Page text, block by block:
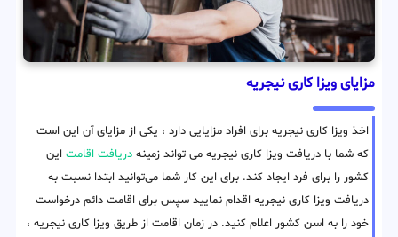
مزایای ویزا کاری نیجریه
اخذ ویزا کاری نیجریه برای افراد مزایایی دارد ، یکی از مزایای آن این است
که شما با دریافت ویزا کاری نیجریه می تواند زمینه دریافت اقامت این
کشور را برای فرد ایجاد کند. برای این کار شما می‌توانید ابتدا نسبت به
دریافت ویزا کاری نیجریه اقدام نمایید سپس برای اقامت دائم درخواست
خود را به اسن کشور اعلام کنید. در زمان اقامت از طریق ویزا کاری نیجریه ،